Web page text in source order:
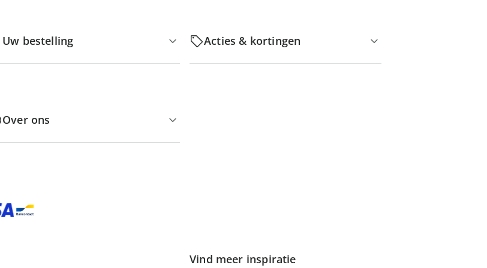
Uw bestelling Acties & kortingen
Over ons
Vind meer inspiratie